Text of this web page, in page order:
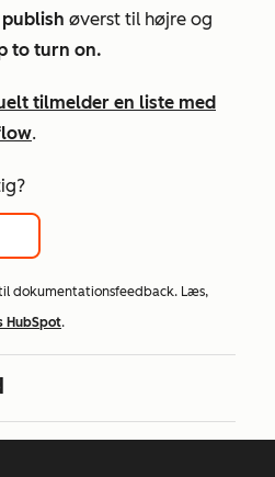
publish øverst til højre og
to turn on.
tilmelder en liste med
.
dokumentationsfeedback. Læs,
HubSpot.